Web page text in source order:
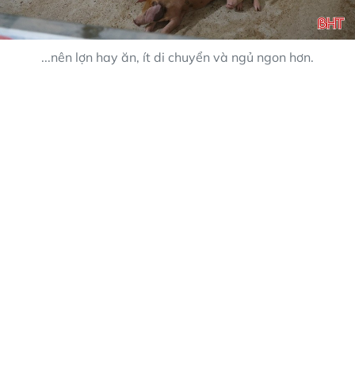
...nên lợn hay ăn, ít di chuyển và ngủ ngon hơn.